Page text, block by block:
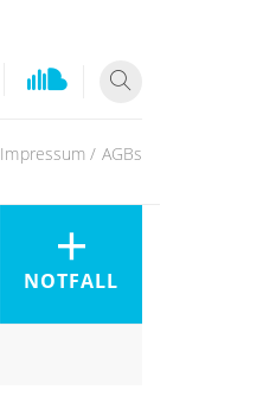
Impressum / AGBs
NOTFALL